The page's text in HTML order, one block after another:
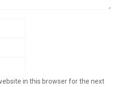
in this browser for the next